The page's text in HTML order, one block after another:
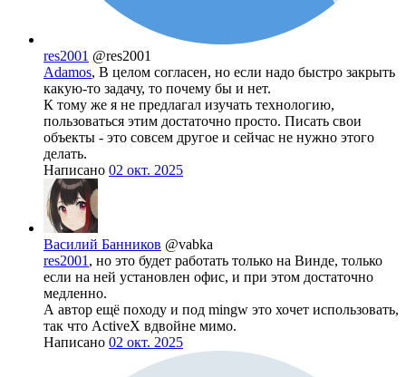
res2001 @res2001
Adamos, В целом согласен, но если надо быстро закрыть
какую-то задачу, то почему бы и нет.
К тому же я не предлагал изучать технологию,
пользоваться этим достаточно просто. Писать свои
объекты - это совсем другое и сейчас не нужно этого
делать.
Написано 02 окт. 2025
Василий Банников @vabka
res2001 , но это будет работать только на Винде, только
если на ней установлен офис, и при этом достаточно
медленно.
А автор ещё походу и под mingw это хочет использовать,
так что ActiveX вдвойне мимо.
Написано 02 окт. 2025